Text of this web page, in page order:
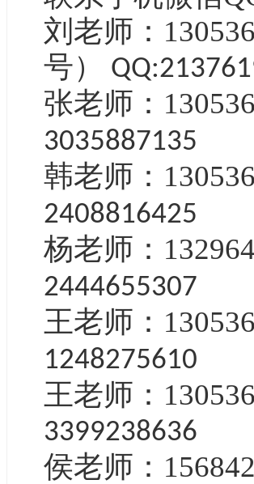
刘老师：
号）
张老师：
3035887135
韩老师：
2408816425
杨老师：
2444655307
王老师：
1248275610
王老师：
3399238636
侯老师：